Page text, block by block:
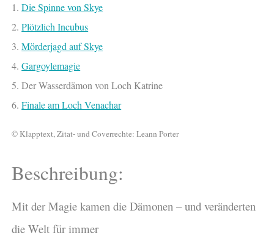
1.Die Spinne von Skye
2.Plötzlich Incubus
3.Mörderjagd auf Skye
4.Gargoylemagie
5. Der Wasserdämon von Loch Katrine
6.Finale am Loch Venachar
© Klapptext, Zitat- und Coverrechte: Leann Porter
Beschreibung:
Mit der Magie kamen die Dämonen – und veränderten
die Welt für immer